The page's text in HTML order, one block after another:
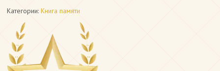
Категории: Книга памяти